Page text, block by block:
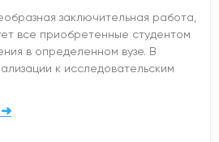
заключительная работа,
все приобретенные студентом
в определенном вузе. В
к исследовательским
➜